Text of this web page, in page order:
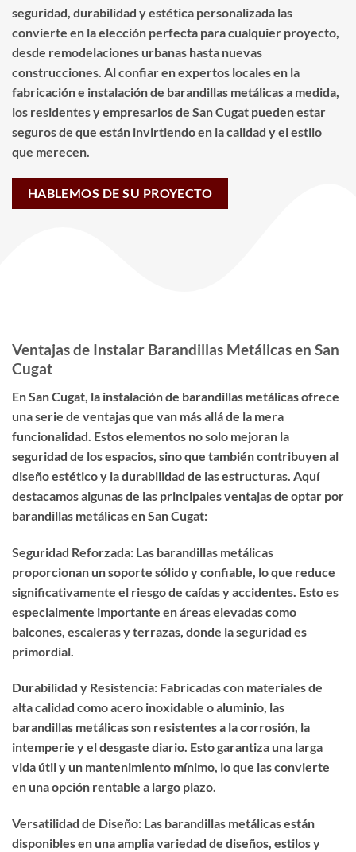
seguridad, durabilidad y estética personalizada las
convierte en la elección perfecta para cualquier proyecto,
desde remodelaciones urbanas hasta nuevas
construcciones. Al confiar en expertos locales en la
fabricación e instalación de barandillas metálicas a medida,
los residentes y empresarios de San Cugat pueden estar
seguros de que están invirtiendo en la calidad y el estilo
que merecen.
HABLEMOS DE SU PROYECTO
Ventajas de Instalar Barandillas Metálicas en San
Cugat
En San Cugat, la instalación de barandillas metálicas ofrece
una serie de ventajas que van más allá de la mera
funcionalidad. Estos elementos no solo mejoran la
seguridad de los espacios, sino que también contribuyen al
diseño estético y la durabilidad de las estructuras. Aquí
destacamos algunas de las principales ventajas de optar por
barandillas metálicas en San Cugat:
Seguridad Reforzada: Las barandillas metálicas
proporcionan un soporte sólido y confiable, lo que reduce
significativamente el riesgo de caídas y accidentes. Esto es
especialmente importante en áreas elevadas como
balcones, escaleras y terrazas, donde la seguridad es
primordial.
Durabilidad y Resistencia: Fabricadas con materiales de
alta calidad como acero inoxidable o aluminio, las
barandillas metálicas son resistentes a la corrosión, la
intemperie y el desgaste diario. Esto garantiza una larga
vida útil y un mantenimiento mínimo, lo que las convierte
en una opción rentable a largo plazo.
Versatilidad de Diseño: Las barandillas metálicas están
disponibles en una amplia variedad de diseños, estilos y